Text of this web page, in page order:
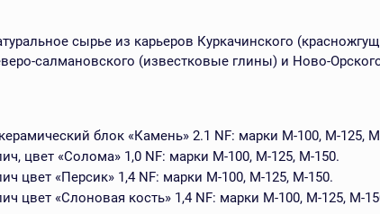
сырье из карьеров Куркачинского
салмановского (известковые глины) и Ново-
блок «Камень» 2.1 NF: марки М-100, М-125,
цвет «Солома» 1,0 NF: марки М-100, М-125, М-150.
цвет «Персик» 1,4 NF: марки М-100, М-125, М-150.
цвет «Слоновая кость» 1,4 NF: марки М-100, М-125, М-